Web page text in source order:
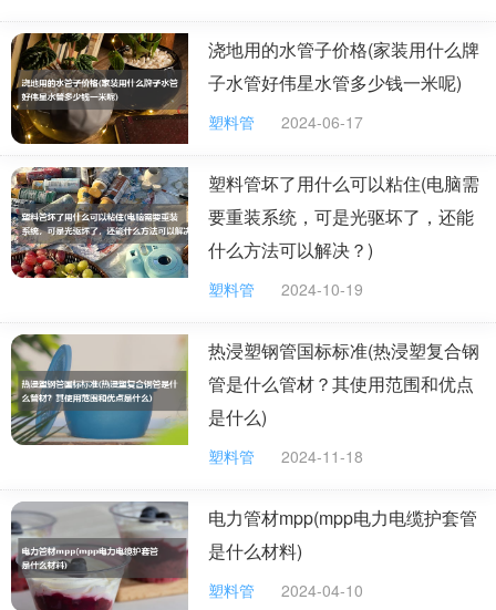
1、看表面
在购买时，先检查外表是否光滑，有无毛刺感，颜色
有无光泽感，并且要看下水管上面是否标着厂家的防伪标
识，如果没有最好不要购买。闻闻塑料水管的气味，若散
发出刺激的气味，证明水管质量较差，优质水管没有异
味。
2、看水管的颜色
不同材质水管所呈现的颜色有所区别，优质的不锈钢
水管为银白色，若颜色偏黑属于劣质产品，一般未经过酸
碱钝化处理，容易结垢。PPR管材质颜色为亚光的乳白
色，内部没有杂色的颗粒，当水管颜色中混有一些杂色，
证明PPR水管质量较差。
upvc双壁波纹管有哪些规格？
浇地用的水管子价格(家装用什么牌
子水管好伟星水管多少钱一米呢)
塑料管 2024-06-17
塑料管坏了用什么可以粘住(电脑需
要重装系统，可是光驱坏了，还能
什么方法可以解决？)
塑料管 2024-10-19
热浸塑钢管国标标准(热浸塑复合钢
管是什么管材？其使用范围和优点
是什么)
塑料管 2024-11-18
电力管材mpp(mpp电力电缆护套管
是什么材料)
塑料管 2024-04-10